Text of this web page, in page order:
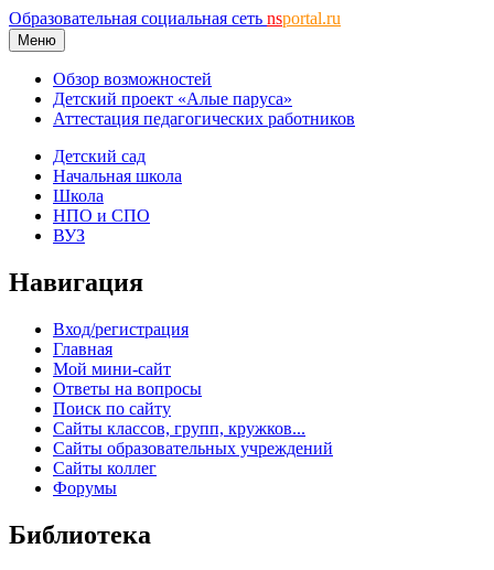
Образовательная социальная сеть nsportal.ru
Меню
Обзор возможностей
Детский проект «Алые паруса»
Аттестация педагогических работников
Детский сад
Начальная школа
Школа
НПО и СПО
ВУЗ
Навигация
Вход/регистрация
Главная
Мой мини-сайт
Ответы на вопросы
Поиск по сайту
Сайты классов, групп, кружков...
Сайты образовательных учреждений
Сайты коллег
Форумы
Библиотека